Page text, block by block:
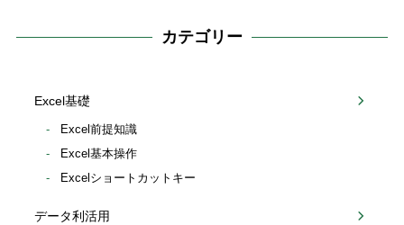
カテゴリー
Excel基礎
Excel前提知識
Excel基本操作
Excelショートカットキー
データ利活用